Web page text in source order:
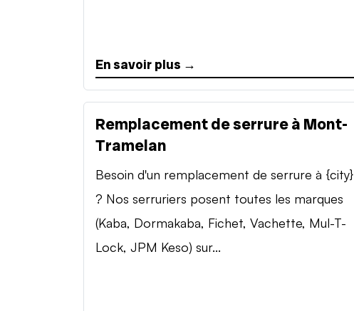
En savoir plus →
Remplacement de serrure à Mont-
Tramelan
Besoin d'un remplacement de serrure à {city}
? Nos serruriers posent toutes les marques
(Kaba, Dormakaba, Fichet, Vachette, Mul-T-
Lock, JPM Keso) sur...